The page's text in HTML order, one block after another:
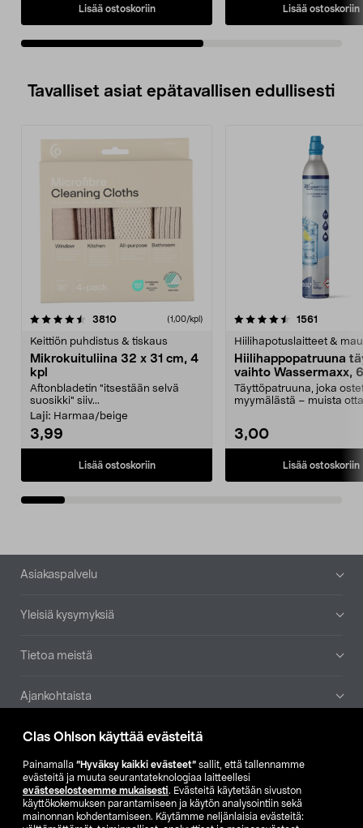
Clas Ohlson käyttää evästeitä
Painamalla ”Hyväksy kaikki evästeet” sallit, että tallennamme
evästeitä ja muuta seurantateknologiaa laitteellesi
evästeselosteemme mukaisesti. Evästeitä käytetään sivuston
käyttökokemuksen parantamiseen ja käytön analysointiin sekä
mainonnan kohdentamiseen. Käytämme neljänlaisia evästeitä:
Lisää ostoskoriin Lisää ostoskoriin
Tavalliset asiat epätavallisen edullisesti
3810arvostelut (1,00/kpl)
Keittiön puhdistus & tiskaus
Mikrokuituliina 32 x 31 cm, 4
kpl
Aftonbladetin "itsestään selvä
suosikki" siiv...
Laji: Harmaa/beige
3,99
Lisää ostoskoriin
4.5viidestä
1561
Hiilihapotuslaitteet &
Hiilihappopatruuna
vaihto Wassermaxx,
Täyttöpatruuna, joka
myymälästä – muista
3,00
Lisää ostoskoriin
4.5viidestä
Alatunniste
Asiakaspalvelu
Yleisiä kysymyksiä
Tietoa meistä
Ajankohtaista
Muut yrityksemme
Etsi myymälä
SE NO FI